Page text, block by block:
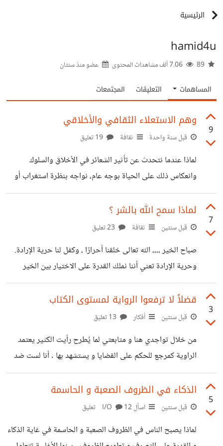
الرئيسية
hamid4u
عضو منذسنتان
المساهمات التعليقات المجتمعات
9
وهم الاستعلاء الثقافي والأخلاقي
قبل سنة واحدة ثقافة
لماذا عندما نتحدث عن تأثير الشعائر في الأخلاق والسلوك
وانعكاس ذلك على الحياة بوجه عام، نواجه بنظرة استغراب أو
استصغار وتجاهل؟ والمؤسف، أن هذا الأمر يأتي من أشخاص
مسلمين مثلنا، وبالأخص تلك الفئة المثقفة أو من يدعون الثقافة.
بالنسبة لهؤلاء، الشعائر والمبادئ الإسلامية أمر ثانوي؛ الإسلام
ومعضلة حقوق المرأة ومحاولة مساواتها بالرجل. كأن ثقافتهم
المزعومة تلك أسقطت عنهم الفروض والتكاليف، ومنحتهم
حصانة وقداسة دينية...
7
لماذا سمح الله بالشر ؟
قبل سنتين ثقافة
صباح الخير ،،،، الله تعالى خلقنا أحرارًا ، وكفل لنا حرية الإرادة.
وحرية الإرادة تعني أننا نملك القدرة على الاختيار بين الخير
والشر. كما أن حرية الارادة تقتضي منحنا حق التجربة؛ والذي
بدره ينتج عنه امكانية الوقوع في الصواب أو الخطأ. وهنا يكون
امتحان الإبتلاء الدنيوي (ونبلوكم بالشر والخير فتنة وإلينا
يجبرنا على فعل الخير ؛ولكن عندها لن يكون هناك مجال
للمسئولية الفردية أو مسوّغ لمبدأ الثواب و
3
قضلاً لا ترفعوا الرواية لمستوى الكتاب
قبل سنتين أفكار
من خلال تواجدي هنا و متابعتي لما يُطرح رأيت الكثير يعتمد
الراوية كمرجع للحكم على القضايا و يستشهد بها . أنا لست ضد
الروايات وقرأت الكثير منها . لكن الرواية لا يمكن ان تقارن
بالكتاب بأي حال من الأحوال .
5
الذكاء في الظروف الصعبة و الحاسمة
قبل سنتين اسأل I/O12 تعليق
لماذا يصبح الناس في الظروف الصعبة و الحاسمة في غاية الذكاء